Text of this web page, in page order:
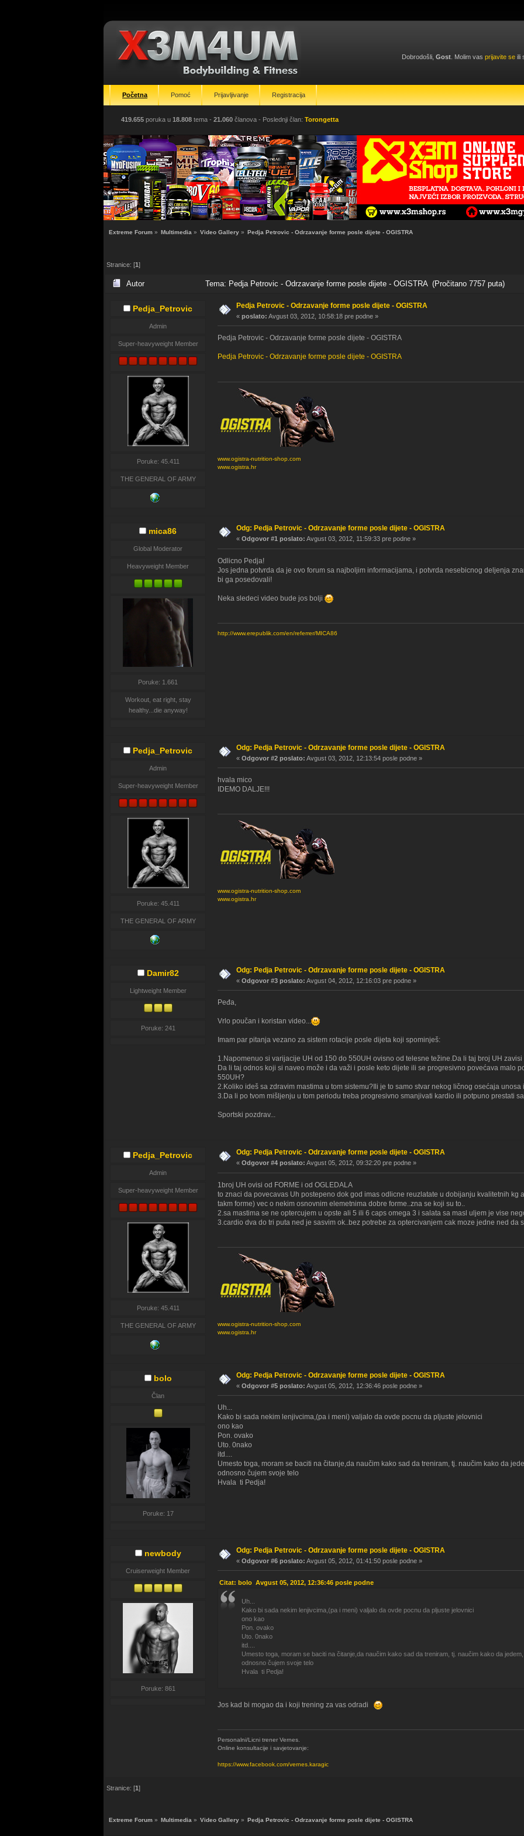
Dobrodošli, Gost . Molim vas prijavite se ili
Početna Pomoć Prijavljivanje Registracija
419.655 poruka u 18.808 tema - 21.060 članova - Poslednji član: Torongetta
Extreme Forum » Multimedia » Video Gallery » Pedja Petrovic - Odrzavanje forme posle dijete - OGISTRA
Stranice: [1]
Autor Tema: Pedja Petrovic - Odrzavanje forme posle dijete - OGISTRA (Pročitano 7757 puta)
Pedja_Petrovic
Admin
Super-heavyweight Member
Poruke: 45.411
THE GENERAL OF ARMY
Pedja Petrovic - Odrzavanje forme posle dijete - OGISTRA
« poslato: Avgust 03, 2012, 10:58:18 pre podne »
Pedja Petrovic - Odrzavanje forme posle dijete - OGISTRA
Pedja Petrovic - Odrzavanje forme posle dijete - OGISTRA
www.ogistra-nutrition-shop.com
www.ogistra.hr
mica86
Global Moderator
Heavyweight Member
Poruke: 1.661
Workout, eat right, stay
healthy...die anyway!
Odg: Pedja Petrovic - Odrzavanje forme posle dijete - OGISTRA
« Odgovor #1 poslato: Avgust 03, 2012, 11:59:33 pre podne »
Odlicno Pedja!
Jos jedna potvrda da je ovo forum sa najboljim informacijama, i potvrda nesebicnog deljenja
bi ga posedovali!
Neka sledeci video bude jos bolji
http://www.erepublik.com/en/referrer/MICA86
Pedja_Petrovic
Admin
Super-heavyweight Member
Poruke: 45.411
THE GENERAL OF ARMY
Odg: Pedja Petrovic - Odrzavanje forme posle dijete - OGISTRA
« Odgovor #2 poslato: Avgust 03, 2012, 12:13:54 posle podne »
hvala mico
IDEMO DALJE!!!
www.ogistra-nutrition-shop.com
www.ogistra.hr
Damir82
Lightweight Member
Poruke: 241
Odg: Pedja Petrovic - Odrzavanje forme posle dijete - OGISTRA
« Odgovor #3 poslato: Avgust 04, 2012, 12:16:03 pre podne »
Peđa,
Vrlo poučan i koristan video...
Imam par pitanja vezano za sistem rotacije posle dijeta koji spominješ:
1.Napomenuo si varijacije UH od 150 do 550UH ovisno od telesne težine.Da li taj broj UH
Da li taj odnos koji si naveo može i da važi i posle keto dijete ili se progresivno povećava malo
550UH?
2.Koliko ideš sa zdravim mastima u tom sistemu?Ili je to samo stvar nekog ličnog osećaja
3.Da li po tvom mišljenju u tom periodu treba progresivno smanjivati kardio ili potpuno prestati
Sportski pozdrav...
Pedja_Petrovic
Admin
Super-heavyweight Member
Poruke: 45.411
THE GENERAL OF ARMY
Odg: Pedja Petrovic - Odrzavanje forme posle dijete - OGISTRA
« Odgovor #4 poslato: Avgust 05, 2012, 09:32:20 pre podne »
1broj UH ovisi od FORME i od OGLEDALA
to znaci da povecavas Uh postepeno dok god imas odlicne reuzlatate u dobijanju kvalitetnih kg
takm forme) vec o nekim osnovnim elemetnima dobre forme..zna se koji su to..
2.sa mastima se ne optercujem u opste ali 5 ili 6 caps omega 3 i salata sa masl uljem je vise
3.cardio dva do tri puta ned je sasvim ok..bez potrebe za optercivanjem cak moze jedne ned da
www.ogistra-nutrition-shop.com
www.ogistra.hr
bolo
Član
Poruke: 17
Odg: Pedja Petrovic - Odrzavanje forme posle dijete - OGISTRA
« Odgovor #5 poslato: Avgust 05, 2012, 12:36:46 posle podne »
Uh...
Kako bi sada nekim lenjivcima,(pa i meni) valjalo da ovde pocnu da pljuste jelovnici
ono kao
Pon. ovako
Uto. 0nako
itd....
Umesto toga, moram se baciti na čitanje,da naučim kako sad da treniram, tj. naučim kako da
odnosno čujem svoje telo
Hvala ti Pedja!
newbody
Cruiserweight Member
Poruke: 861
Odg: Pedja Petrovic - Odrzavanje forme posle dijete - OGISTRA
« Odgovor #6 poslato: Avgust 05, 2012, 01:41:50 posle podne »
Citat: bolo Avgust 05, 2012, 12:36:46 posle podne
Uh...
Kako bi sada nekim lenjivcima,(pa i meni) valjalo da ovde pocnu da pljuste jelovnici
ono kao
Pon. ovako
Uto. 0nako
itd....
Umesto toga, moram se baciti na čitanje,da naučim kako sad da treniram, tj. naučim kako da jedem,
odnosno čujem svoje telo
Hvala ti Pedja!
Jos kad bi mogao da i koji trening za vas odradi
Personalni/Licni trener Vernes.
Online konsultacije i savjetovanje:
https://www.facebook.com/vernes.karagic
Stranice: [1]
Extreme Forum » Multimedia » Video Gallery » Pedja Petrovic - Odrzavanje forme posle dijete - OGISTRA